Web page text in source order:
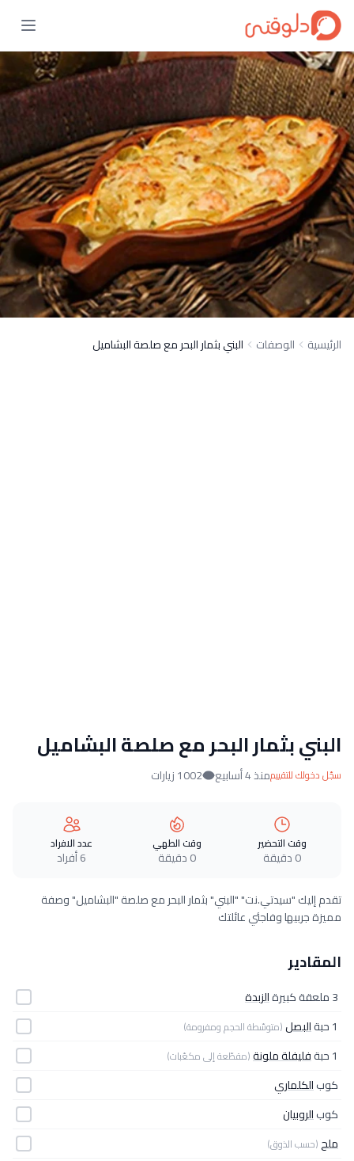
الرئيسية الوصفات البني بثمار البحر مع صلصة البشاميل
البني بثمار البحر مع صلصة البشاميل
سجّل دخولك للتقييممنذ 4 أسابيع 1002 زيارات
وقت التحضير
0 دقيقة
وقت الطهي
0 دقيقة
عدد الافراد
6 أفراد
تقدم إليك "سيدتي.نت" "البني" بثمار البحر مع صلصة "البشاميل" وصفة
مميزة جربيها وفاجئي عائلتك
المقادير
3 ملعقة كبيرة
الزبدة
1 حبة
البصل(متوسّطة الحجم ومفرومة)
1 حبة فليفلة ملونة(مقطّعة إلى مكعّبات)
كوبالكلماري
كوبالروبيان
ملح(حسب الذوق)